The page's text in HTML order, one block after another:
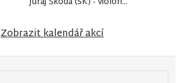
Zobrazit kalendář akcí